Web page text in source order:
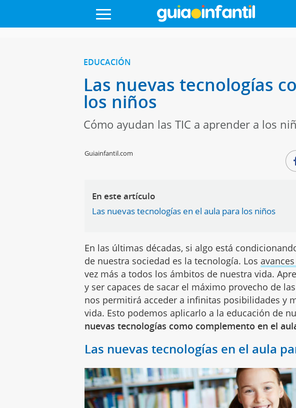
EDUCACIÓN
Las nuevas tecnologías
los niños
Cómo ayudan las TIC a aprender a los
Guiainfantil.com
En este artículo
Las nuevas tecnologías en el aula para los niños
En las últimas décadas, si algo está
de nuestra sociedad es la tecnología. Los
vez más a todos los ámbitos de nuestra vida.
y ser capaces de sacar el máximo provecho de
nos permitirá acceder a infinitas posibilidades y
vida. Esto podemos aplicarlo a la educación de
nuevas tecnologías como complemento en el
Las nuevas tecnologías en el aula